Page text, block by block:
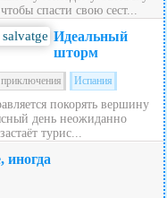
спасти свою сест...
Идеальный
шторм
приключения Испания
покорять вершину
день неожиданно
турис...
иногда